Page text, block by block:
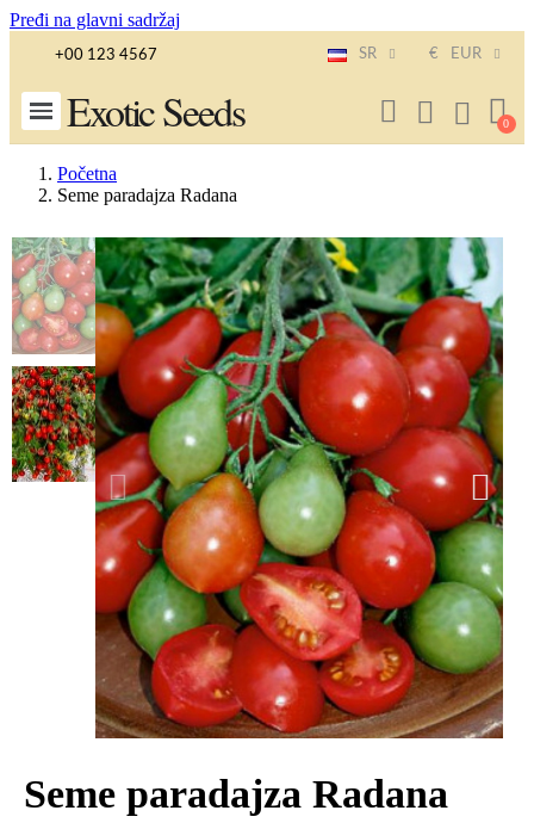
Pređi na glavni sadržaj
+00 123 4567 SR € EUR
Exotic Seeds
Početna
Seme paradajza Radana
Seme paradajza Radana